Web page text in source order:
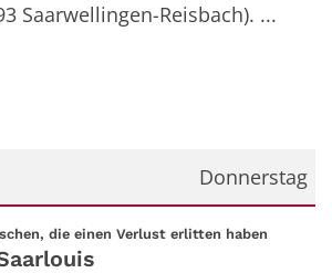
Saarwellingen-Reisbach). ...
Donnerstag
2026die einen Verlust erlitten haben